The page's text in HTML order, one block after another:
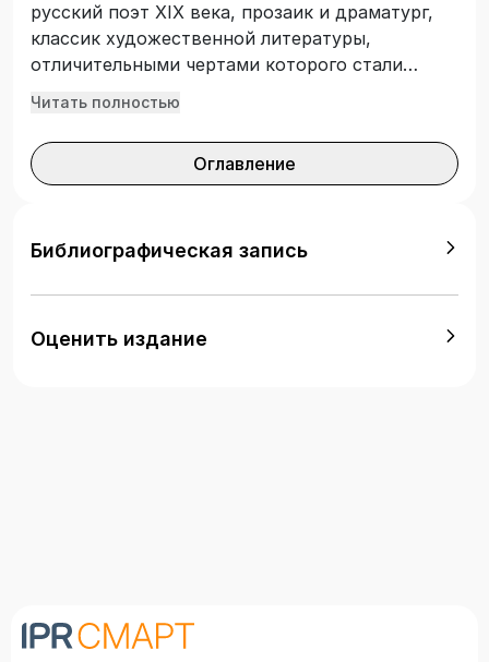
русский поэт XIX века, прозаик и драматург,
классик художественной литературы,
отличительными чертами которого стали
нравственный максимализм и
значительная из ранних кавказских поэм
автора. Мастерское переплетение тем
пронизанные удивительным духом Кавказа
надолго запомнится читателю и позволит
услышать несмолкаемый Голос Вечности!
Читать полностью
Оглавление
Библиографическая запись
Оценить издание